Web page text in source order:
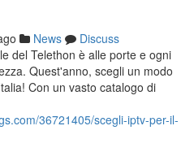
News
Discuss
del Telethon è alle porte e ogni
Quest'anno, scegli un modo
Con un vasto catalogo di
36721405/scegli-iptv-per-il-